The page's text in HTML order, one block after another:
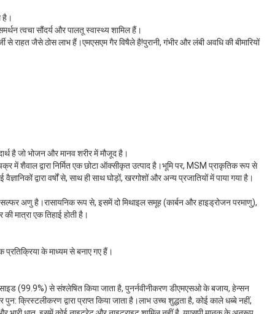
है।
त्वचा सौंदर्य और पालतू स्वास्थ्य शामिल हैं।
जैसे ठोस लाभ हैं।एमएसएम गैर विषैले है!पुरानी, ​​गंभीर और लंबी अवधि की बीमारियों
है जो भोजन और मानव शरीर में मौजूद है।
में शैवाल द्वारा निर्मित एक छोटा ऑक्सीकृत उत्पाद है।भूमि पर, MSM प्राकृतिक रूप से
द्वारा वर्षों से, साथ ही साथ घोड़ों, खरगोशों और अन्य प्रजातियों में पाया गया है।
सल्फर अणु है।रासायनिक रूप से, इसमें दो मिथाइल समूह (कार्बन और हाइड्रोजन परमाणु),
एक तिहाई होती है।
के माध्यम से बनाए गए हैं।
(99.9%) से संश्लेषित किया जाता है, पुनर्नवीनीकरण डीएमएसओ के बजाय, हेन्सन
द्वारा प्राप्त किया जाता है।लाभ उच्च शुद्धता है, कोई काले धब्बे नहीं,